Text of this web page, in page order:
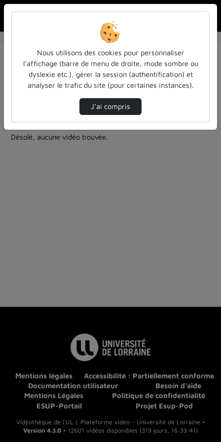
Résultats de la recherche
Filtres actifs (cliquer pour en retirer) :
education
colloques-et-conferences
Allemand
entendu-des-confs-a-ecouter
ia
0 vidéo trouvée
Désolé, aucune vidéo trouvée.
Mentions légales
Accessibilité : Partiellement conforme
Documentation utilisateur
Besoin d'aide
Mentions Légales
Politique de confidentialité
ESUP-Portail
Projet Esup-Pod
Vidéothèque de l'UL | Plateforme vidéo - Université de Lorraine •
Version 4.3.0 • 12601 vidéos disponibles (319 jours, 16:33:41)
Nous utilisons des cookies pour personnaliser
l’affichage (barre de menu de droite, mode sombre ou
dyslexie etc.), gérer la session (authentification) et
analyser le trafic du site (pour certaines instances).
J’ai compris